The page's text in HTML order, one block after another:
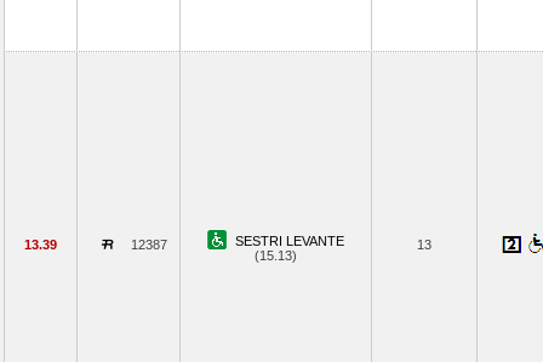
13.39 12387
SESTRI LEVANTE
(15.13)
13